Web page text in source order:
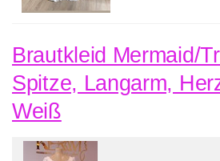
Brautkleid Mermaid/
Spitze, Langarm,
Weiß